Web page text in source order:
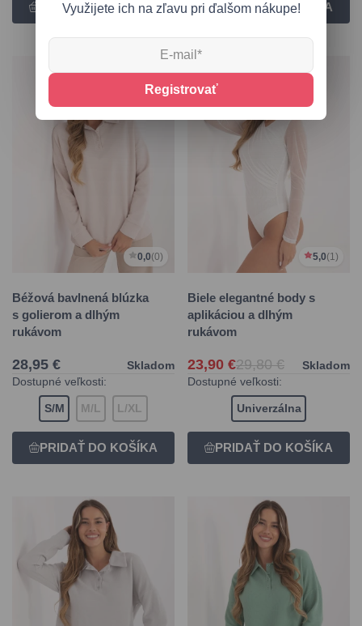
0,0(0)
Béžová bavlnená blúzka
s golierom a dlhým
rukávom
28,95 €
Skladom
Dostupné veľkosti:
S/M M/L L/XL
-20 %
5,0(1)
Biele elegantné body s
aplikáciou a dlhým
rukávom
23,90 €29,80 €
Skladom
Dostupné veľkosti:
Univerzálna
Využijete ich na zľavu pri ďalšom nákupe!
Registrovať